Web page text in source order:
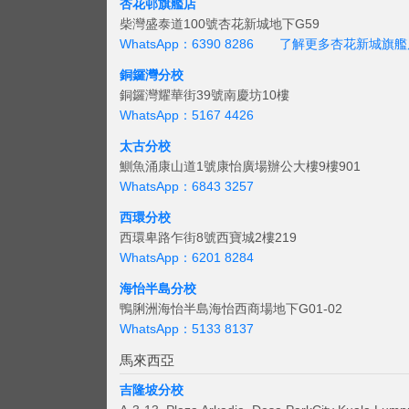
杏花邨旗艦店
柴灣盛泰道100號杏花新城地下G59
WhatsApp：6390 8286
了解更多杏花新城旗
銅鑼灣分校
銅鑼灣耀華街39號南慶坊10樓
WhatsApp：5167 4426
太古分校
鰂魚涌康山道1號康怡廣場辦公大樓9樓901
WhatsApp：6843 3257
西環分校
西環卑路乍街8號西寶城2樓219
WhatsApp：6201 8284
海怡半島分校
鴨脷洲海怡半島海怡西商場地下G01-02
WhatsApp：5133 8137
馬來西亞
吉隆坡分校